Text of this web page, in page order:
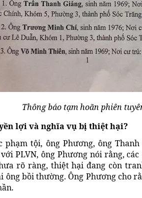
Thông báo tạm hoãn phiên
lợi và nghĩa vụ bị thiệt hại?
phạm tội, ông Phương, ông
PLVN, ông Phương nói rằng,
rõ ràng, thiệt hại đang còn
ông bồi thường. Ông Phương cho